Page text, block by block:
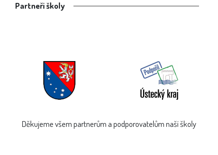
Partneři školy
Děkujeme všem partnerům a podporovatelům naší školy